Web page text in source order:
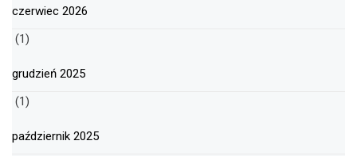
czerwiec 2026
(1)
grudzień 2025
(1)
październik 2025